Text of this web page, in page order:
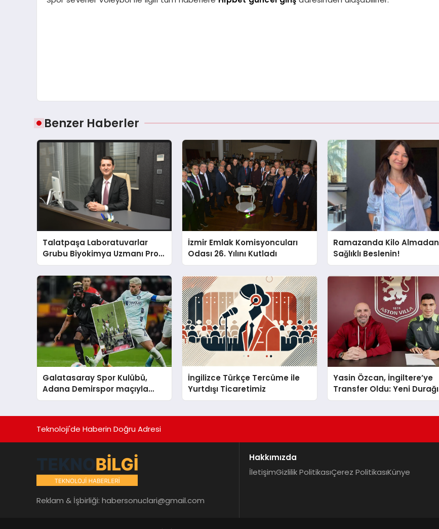
Benzer Haberler
Talatpaşa Laboratuvarlar
Grubu Biyokimya Uzmanı Prof.
Dr. Ahmet Var
İzmir Emlak Komisyoncuları
Odası 26. Yılını Kutladı
Ramazanda Kilo Almadan
Sağlıklı Beslenin!
Galatasaray Spor Kulübü,
Adana Demirspor maçıyla
ilgili yaşanan olayların
İngilizce Türkçe Tercüme ile
Yurtdışı Ticaretimiz
Yasin Özcan, İngiltere’ye
Transfer Oldu: Yeni Durağı
Aston Villa!
Teknoloji'de Haberin Doğru Adresi
Reklam & İşbirliği: habersonuclari@gmail.com
Hakkımızda
İletişimGizlilik PolitikasıÇerez PolitikasıKünye